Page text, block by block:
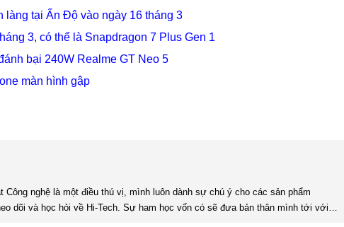
làng tại Ấn Độ vào ngày 16 tháng 3
3, có thể là Snapdragon 7 Plus Gen 1
bại 240W Realme GT Neo 5
màn hình gập
dõi và học hỏi về Hi-Tech. Sự ham học vốn có sẽ đưa bản thân mình tới với